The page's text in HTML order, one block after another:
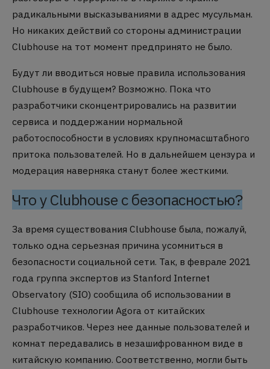
радикальными высказываниями в адрес мусульман.
Но никаких действий со стороны администрации
Clubhouse на тот момент предпринято не было.
Будут ли вводиться новые правила использования
Clubhouse в будущем? Возможно. Пока что
разработчики сконцентрировались на развитии
сервиса и поддержании нормальной
работоспособности в условиях крупномасштабного
притока пользователей. Но в дальнейшем цензура и
модерация наверняка станут более жесткими.
Что у Clubhouse с безопасностью?
За время существования Clubhouse была, пожалуй,
только одна серьезная причина усомниться в
безопасности социальной сети. Так, в феврале 2021
года группа экспертов из Stanford Internet
Observatory (SIO) сообщила об использовании в
Clubhouse технологии Agora от китайских
разработчиков. Через нее данные пользователей и
комнат передавались в незашифрованном виде в
китайскую компанию. Соответственно, могли быть